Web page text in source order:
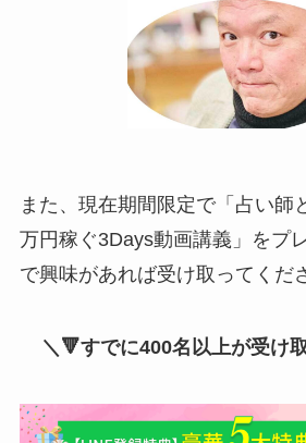
また、現在期間限定で「占い師
万円稼ぐ3Days動画講義」をプ
で興味があれば受け取ってくだ
＼🔻すでに400名以上が受け